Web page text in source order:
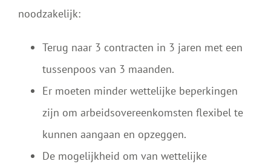
noodzakelijk:
Terug naar 3 contracten in 3 jaren met een
tussenpoos van 3 maanden.
Er moeten minder wettelijke beperkingen
zijn om arbeidsovereenkomsten flexibel te
kunnen aangaan en opzeggen.
De mogelijkheid om van wettelijke